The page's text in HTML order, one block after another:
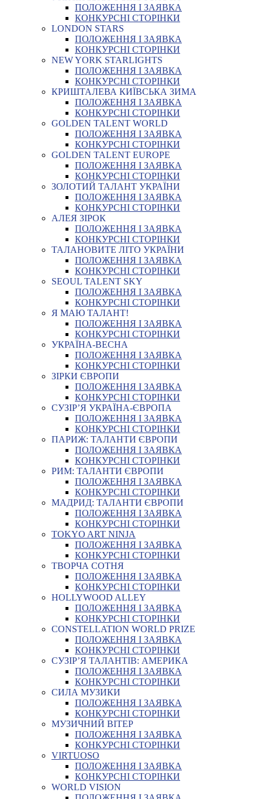
ПОЛОЖЕННЯ І ЗАЯВКА
КОНКУРСНІ СТОРІНКИ
LONDON STARS
ПОЛОЖЕННЯ І ЗАЯВКА
КОНКУРСНІ СТОРІНКИ
NEW YORK STARLIGHTS
ПОЛОЖЕННЯ І ЗАЯВКА
КОНКУРСНІ СТОРІНКИ
КРИШТАЛЕВА КИЇВСЬКА ЗИМА
ПОЛОЖЕННЯ І ЗАЯВКА
КОНКУРСНІ СТОРІНКИ
GOLDEN TALENT WORLD
ПОЛОЖЕННЯ І ЗАЯВКА
КОНКУРСНІ СТОРІНКИ
GOLDEN TALENT EUROPE
ПОЛОЖЕННЯ І ЗАЯВКА
КОНКУРСНІ СТОРІНКИ
ЗОЛОТИЙ ТАЛАНТ УКРАЇНИ
ПОЛОЖЕННЯ І ЗАЯВКА
КОНКУРСНІ СТОРІНКИ
АЛЕЯ ЗІРОК
ПОЛОЖЕННЯ І ЗАЯВКА
КОНКУРСНІ СТОРІНКИ
ТАЛАНОВИТЕ ЛІТО УКРАЇНИ
ПОЛОЖЕННЯ І ЗАЯВКА
КОНКУРСНІ СТОРІНКИ
SEOUL TALENT SKY
ПОЛОЖЕННЯ І ЗАЯВКА
КОНКУРСНІ СТОРІНКИ
Я МАЮ ТАЛАНТ!
ПОЛОЖЕННЯ І ЗАЯВКА
КОНКУРСНІ СТОРІНКИ
УКРАЇНА-ВЕСНА
ПОЛОЖЕННЯ І ЗАЯВКА
КОНКУРСНІ СТОРІНКИ
ЗІРКИ ЄВРОПИ
ПОЛОЖЕННЯ І ЗАЯВКА
КОНКУРСНІ СТОРІНКИ
СУЗІР’Я УКРАЇНА-ЄВРОПА
ПОЛОЖЕННЯ І ЗАЯВКА
КОНКУРСНІ СТОРІНКИ
ПАРИЖ: ТАЛАНТИ ЄВРОПИ
ПОЛОЖЕННЯ І ЗАЯВКА
КОНКУРСНІ СТОРІНКИ
РИМ: ТАЛАНТИ ЄВРОПИ
ПОЛОЖЕННЯ І ЗАЯВКА
КОНКУРСНІ СТОРІНКИ
МАДРИД: ТАЛАНТИ ЄВРОПИ
ПОЛОЖЕННЯ І ЗАЯВКА
КОНКУРСНІ СТОРІНКИ
TOKYO ART NINJA
ПОЛОЖЕННЯ І ЗАЯВКА
КОНКУРСНІ СТОРІНКИ
ТВОРЧА СОТНЯ
ПОЛОЖЕННЯ І ЗАЯВКА
КОНКУРСНІ СТОРІНКИ
HOLLYWOOD ALLEY
ПОЛОЖЕННЯ І ЗАЯВКА
КОНКУРСНІ СТОРІНКИ
CONSTELLATION WORLD PRIZE
ПОЛОЖЕННЯ І ЗАЯВКА
КОНКУРСНІ СТОРІНКИ
СУЗІР’Я ТАЛАНТІВ: АМЕРИКА
ПОЛОЖЕННЯ І ЗАЯВКА
КОНКУРСНІ СТОРІНКИ
СИЛА МУЗИКИ
ПОЛОЖЕННЯ І ЗАЯВКА
КОНКУРСНІ СТОРІНКИ
МУЗИЧНИЙ ВІТЕР
ПОЛОЖЕННЯ І ЗАЯВКА
КОНКУРСНІ СТОРІНКИ
VIRTUOSO
ПОЛОЖЕННЯ І ЗАЯВКА
КОНКУРСНІ СТОРІНКИ
WORLD VISION